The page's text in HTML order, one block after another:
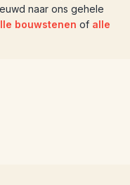
naar ons gehele
bouwstenen of alle